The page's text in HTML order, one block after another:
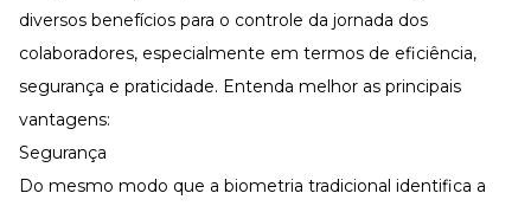
diversos benefícios para o controle da jornada dos
colaboradores, especialmente em termos de eficiência,
segurança e praticidade. Entenda melhor as principais
vantagens:
Segurança
Do mesmo modo que a biometria tradicional identifica a